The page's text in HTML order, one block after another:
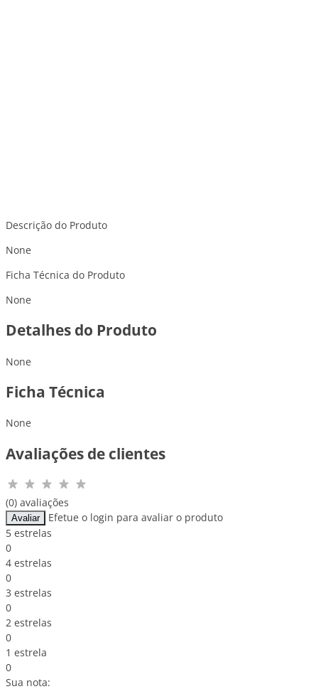
Descrição do Produto
None
Ficha Técnica do Produto
None
Detalhes do Produto
None
Ficha Técnica
None
Avaliações de clientes
(0) avaliações
Avaliar
Efetue o login para avaliar o produto
5 estrelas
0
4 estrelas
0
3 estrelas
0
2 estrelas
0
1 estrela
0
Sua nota: